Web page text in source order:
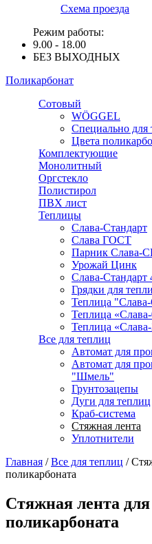
Схема проезда
Режим работы:
9.00 - 18.00
БЕЗ ВЫХОДНЫХ
Поликарбонат
Сотовый
WÖGGEL
Специально для
Цвета
Комплектующие
Монолитный
Оргстекло
Полистирол
ПВХ лист
Теплицы
Слава-Стандарт
Слава ГОСТ
Парник Слава-
Урожай Цинк
Слава-Стандарт
Грядки для
Теплица
Теплица
Теплица
Все для теплиц
Автомат для
Автомат для
"Шмель"
Грунтозацепы
Дуги для теплиц
Краб-система
Стяжная лента
Уплотнители
Главная / Все для теплиц /
поликарбоната
Стяжная лента
поликарбоната